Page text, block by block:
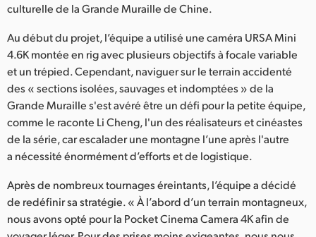
Norway
Portugal
Singapore
Spain
Sweden
culturelle de la Grande Muraille de Chine.
Au début du projet, l’équipe a utilisé une caméra URSA Mini
4.6K montée en rig avec plusieurs objectifs à focale variable
et un trépied. Cependant, naviguer sur le terrain accidenté
des « sections isolées, sauvages et indomptées » de la
Grande Muraille s'est avéré être un défi pour la petite équipe,
comme le raconte Li Cheng, l'un des réalisateurs et cinéastes
de la série, car escalader une montagne l’une après l'autre
a nécessité énormément d’efforts et de logistique.
Après de nombreux tournages éreintants, l’équipe a décidé
de redéfinir sa stratégie. « À l’abord d’un terrain montagneux,
nous avons opté pour la Pocket Cinema Camera 4K afin de